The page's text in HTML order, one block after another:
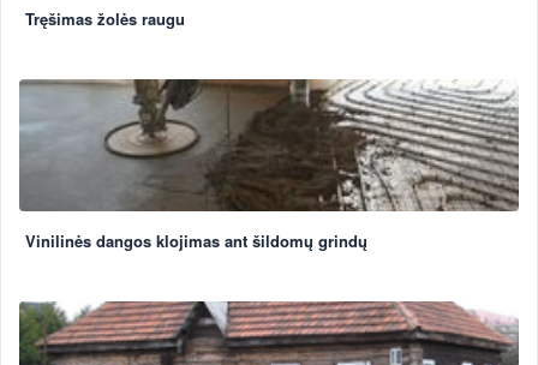
Tręšimas žolės raugu
Vinilinės dangos klojimas ant šildomų grindų